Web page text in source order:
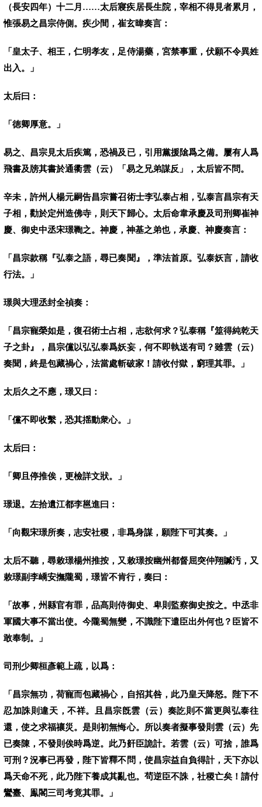
（長安四年）十二月……太后寢疾居長生院，宰相不得見者累月，
惟張易之昌宗侍側。疾少間，崔玄暐奏言：
「皇太子、相王，仁明孝友，足侍湯藥，宮禁事重，伏願不令異姓
出入。」
太后曰：
「徳卿厚意。」
易之、昌宗見太后疾篤，恐禍及已，引用黨援隂爲之備。屢有人爲
飛書及牓其書於通衢雲（云）「易之兄弟謀反」，太后皆不問。
辛未，許州人楊元嗣告昌宗嘗召術士李弘泰占相，弘泰言昌宗有天
子相，勸於定州造佛寺，則天下歸心。太后命韋承慶及司刑卿崔神
慶、御史中丞宋璟鞫之。神慶，神基之弟也，承慶、神慶奏言：
「昌宗款稱『弘泰之語，尋已奏聞』，準法首原。弘泰妖言，請收
行法。」
璟與大理丞封全禎奏：
「昌宗寵榮如是，復召術士占相，志欲何求？弘泰稱『筮得純乾天
子之卦』，昌宗儻以弘弘泰爲妖妄，何不即執送有司？雖雲（云）
奏聞，終是包藏禍心，法當處斬破家！請收付獄，窮理其罪。」
太后久之不應，璟又曰：
「儻不即收繫，恐其揺動衆心。」
太后曰：
「卿且停推俟，更檢詳文狀。」
璟退。左拾遺江都李邕進曰：
「向觀宋璟所奏，志安社稷，非爲身謀，願陛下可其奏。」
太后不聽，尋敕璟楊州推按，又敕璟按幽州都督屈突仲翔贓汚，又
敕璟副李嶠安撫隴蜀，璟皆不肯行，奏曰：
「故事，州縣官有罪，品髙則侍御史、卑則監察御史按之。中丞非
軍國大事不當出使。今隴蜀無變，不識陛下遣臣出外何也？臣皆不
敢奉制。」
司刑少卿桓彥範上疏，以爲：
「昌宗無功，荷寵而包藏禍心，自招其咎，此乃皇天降怒。陛下不
忍加誅則違天，不祥。且昌宗旣雲（云）奏訖則不當更與弘泰往
還，使之求福禳災。是則初無悔心。所以奏者擬事發則雲（云）先
已奏陳，不發則俟時爲逆。此乃姧臣詭計。若雲（云）可捨，誰爲
可刑？況事已再發，陛下皆釋不問，使昌宗益自負得計，天下亦以
爲天命不死，此乃陛下養成其亂也。茍逆臣不誅，社稷亡矣！請付
鸞臺、鳯閣三司考竟其罪。」